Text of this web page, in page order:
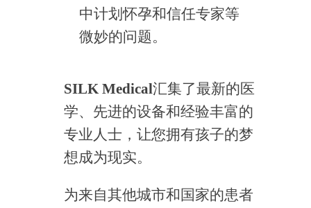
中计划怀孕和信任专家等
微妙的问题。
SILK Medical汇集了最新的医
学、先进的设备和经验丰富的
专业人士，让您拥有孩子的梦
想成为现实。
为来自其他城市和国家的患者